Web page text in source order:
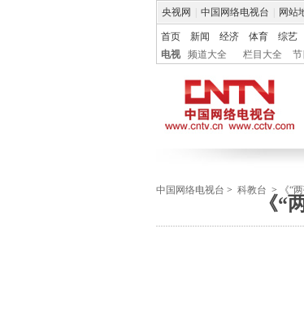
央视网 中国网络电视台 网站
首页 新闻 经济 体育 综艺
电视
频道大全 栏目大全 节
中国网络电视台 > 科教台 > 《“
《“